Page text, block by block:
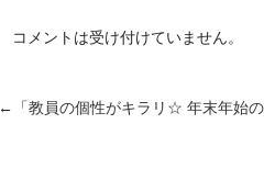
コメントは受け付けていません。
←「教員の個性がキラリ☆ 年末年始の